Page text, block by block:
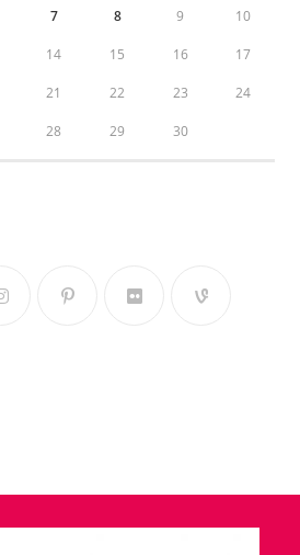
7 8 9 10
14 15 16 17
21 22 23 24
28 29 30